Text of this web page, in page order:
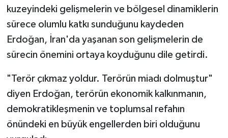
kuzeyindeki gelişmelerin ve bölgesel dinamiklerin
sürece olumlu katkı sunduğunu kaydeden
Erdoğan, İran'da yaşanan son gelişmelerin de
sürecin önemini ortaya koyduğunu dile getirdi.
"Terör çıkmaz yoldur. Terörün miadı dolmuştur"
diyen Erdoğan, terörün ekonomik kalkınmanın,
demokratikleşmenin ve toplumsal refahın
önündeki en büyük engellerden biri olduğunu